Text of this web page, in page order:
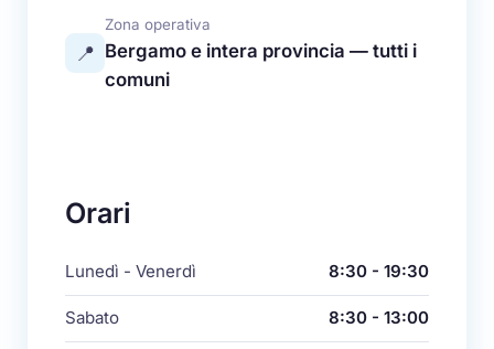
📍
Zona operativa
Bergamo e intera provincia — tutti i
comuni
Orari
Lunedì - Venerdì 8:30 - 19:30
Sabato 8:30 - 13:00